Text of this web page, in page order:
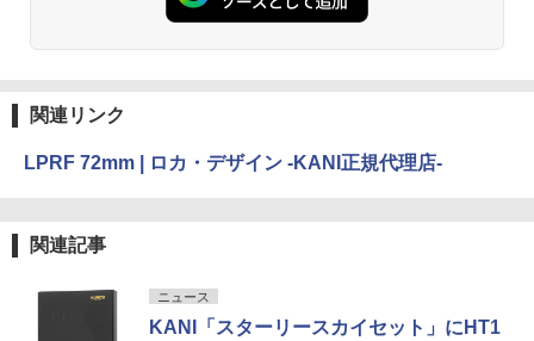
関連リンク
LPRF 72mm | ロカ・デザイン -KANI正規代理店-
関連記事
ニュース
KANI「スターリースカイセット」にHT1